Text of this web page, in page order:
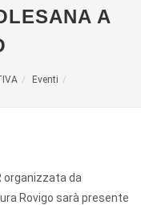
A
Eventi
organizzata da
Rovigo sarà presente